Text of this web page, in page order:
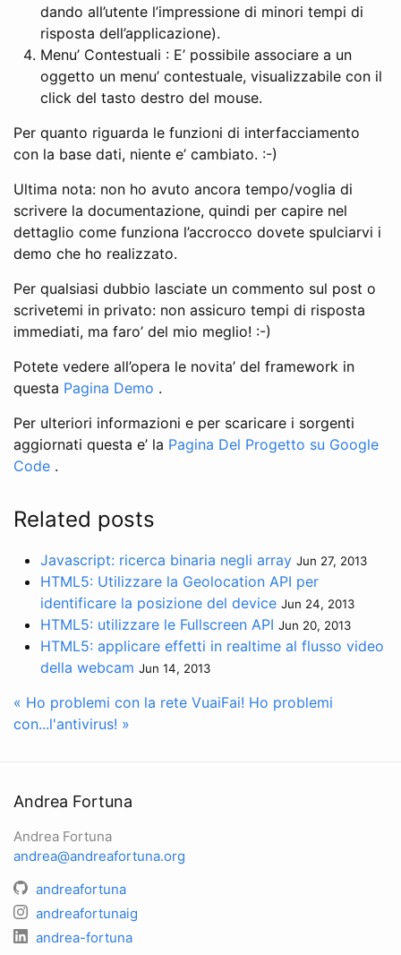
dando all’utente l’impressione di minori tempi di
risposta dell’applicazione).
Menu’ Contestuali : E’ possibile associare a un
oggetto un menu’ contestuale, visualizzabile con il
click del tasto destro del mouse.
Per quanto riguarda le funzioni di interfacciamento
con la base dati, niente e’ cambiato. :-)
Ultima nota: non ho avuto ancora tempo/voglia di
scrivere la documentazione, quindi per capire nel
dettaglio come funziona l’accrocco dovete spulciarvi i
demo che ho realizzato.
Per qualsiasi dubbio lasciate un commento sul post o
scrivetemi in privato: non assicuro tempi di risposta
immediati, ma faro’ del mio meglio! :-)
Potete vedere all’opera le novita’ del framework in
questa Pagina Demo .
Per ulteriori informazioni e per scaricare i sorgenti
aggiornati questa e’ la Pagina Del Progetto su Google
Code .
Related posts
Javascript: ricerca binaria negli array Jun 27, 2013
HTML5: Utilizzare la Geolocation API per
identificare la posizione del device Jun 24, 2013
HTML5: utilizzare le Fullscreen API Jun 20, 2013
HTML5: applicare effetti in realtime al flusso video
della webcam Jun 14, 2013
« Ho problemi con la rete VuaiFai! Ho problemi
con...l'antivirus! »
Andrea Fortuna
Andrea Fortuna
andrea@andreafortuna.org
andreafortuna
andreafortunaig
andrea-fortuna